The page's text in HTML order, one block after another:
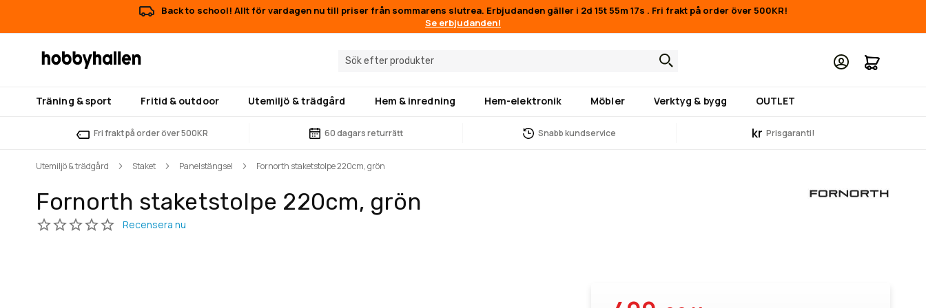
Back to school! Allt för vardagen nu till priser från sommarens slutrea. Erbjudanden gäller i 2d 15t 55m 17s . Fri frakt på order över 500KR!
Se erbjudanden!
Min
Träning & sport Fritid & outdoor Utemiljö & trädgård Hem & inredning Hem-elektronik Möbler Verktyg & bygg OUTLET
Fri frakt på order över 500KR 60 dagars returrätt Snabb kundservice kr Prisgaranti!
Utemiljö & trädgård Staket Panelstängsel Fornorth staketstolpe 220cm, grön
Fornorth staketstolpe 220cm, grön